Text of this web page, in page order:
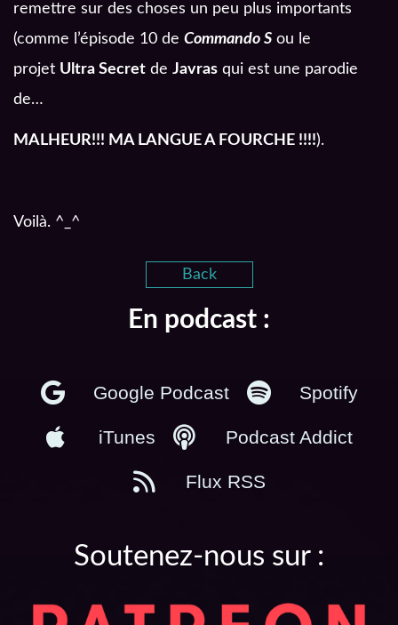
remettre sur des choses un peu plus importants
(comme l’épisode 10 de Commando S ou le
projet Ultra Secret de Javras qui est une parodie
de…
MALHEUR!!! MA LANGUE A FOURCHE !!!!).
Voilà. ^_^
Back
En podcast :
Google Podcast Spotify
iTunes Podcast Addict
Flux RSS
Soutenez-nous sur :